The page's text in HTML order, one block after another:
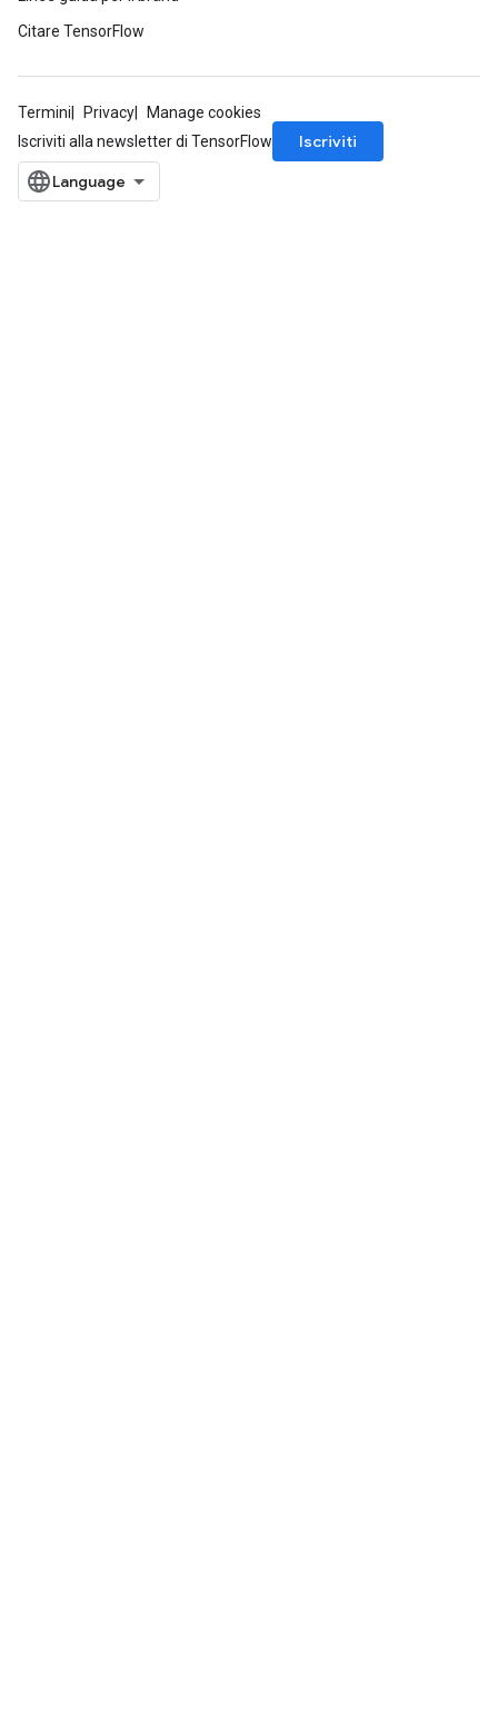
Citare TensorFlow
Termini Privacy
Manage cookies
Iscriviti alla newsletter di TensorFlow
Iscriviti